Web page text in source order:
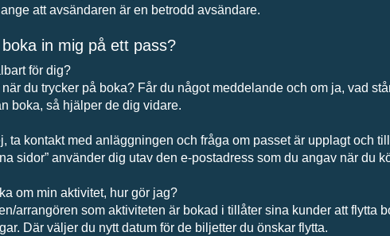
att avsändaren är en betrodd avsändare.
in mig på ett pass?
för dig?
du trycker på boka? Får du något meddelande och om ja, vad
boka, så hjälper de dig vidare.
ta kontakt med anläggningen och fråga om passet är upplagt och
sidor” använder dig utav den e-postadress som du angav när du
om min aktivitet, hur gör jag?
arrangören som aktiviteten är bokad i tillåter sina kunder att flytta
Där väljer du nytt datum för de biljetter du önskar flytta.